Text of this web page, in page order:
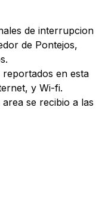
de interrupcion
de Pontejos,
en esta
y Wi-fi.
se recibio a las